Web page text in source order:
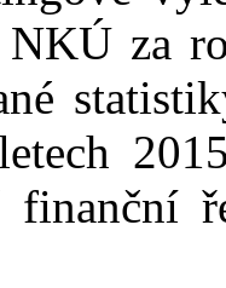
za
finanční